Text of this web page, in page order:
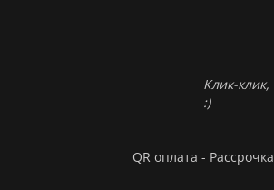
Клик-
:)
QR оплата - Рассрочка